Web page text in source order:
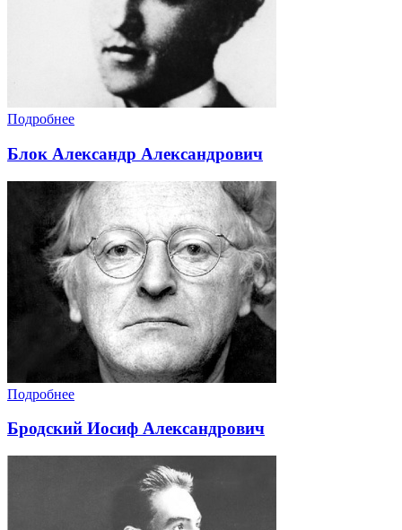
Подробнее
Блок Александр Александрович
Подробнее
Бродский Иосиф Александрович